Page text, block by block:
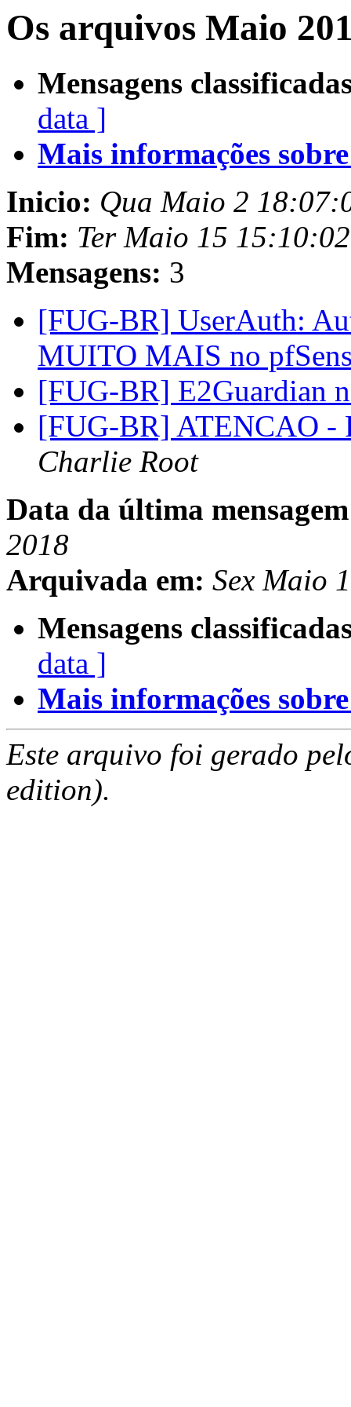
Os arquivos Maio
Mensagens
data ]
Mais informações
Inicio: Qua Maio 2
Fim: Ter Maio 15
Mensagens: 3
[FUG-BR] UserAuth:
MUITO MAIS no
[FUG-BR] E2Guardian
[FUG-BR] ATENCAO -
Charlie Root
Data da última
2018
Arquivada em: Sex Maio
Mensagens
data ]
Mais informações
Este arquivo foi gerado
edition).